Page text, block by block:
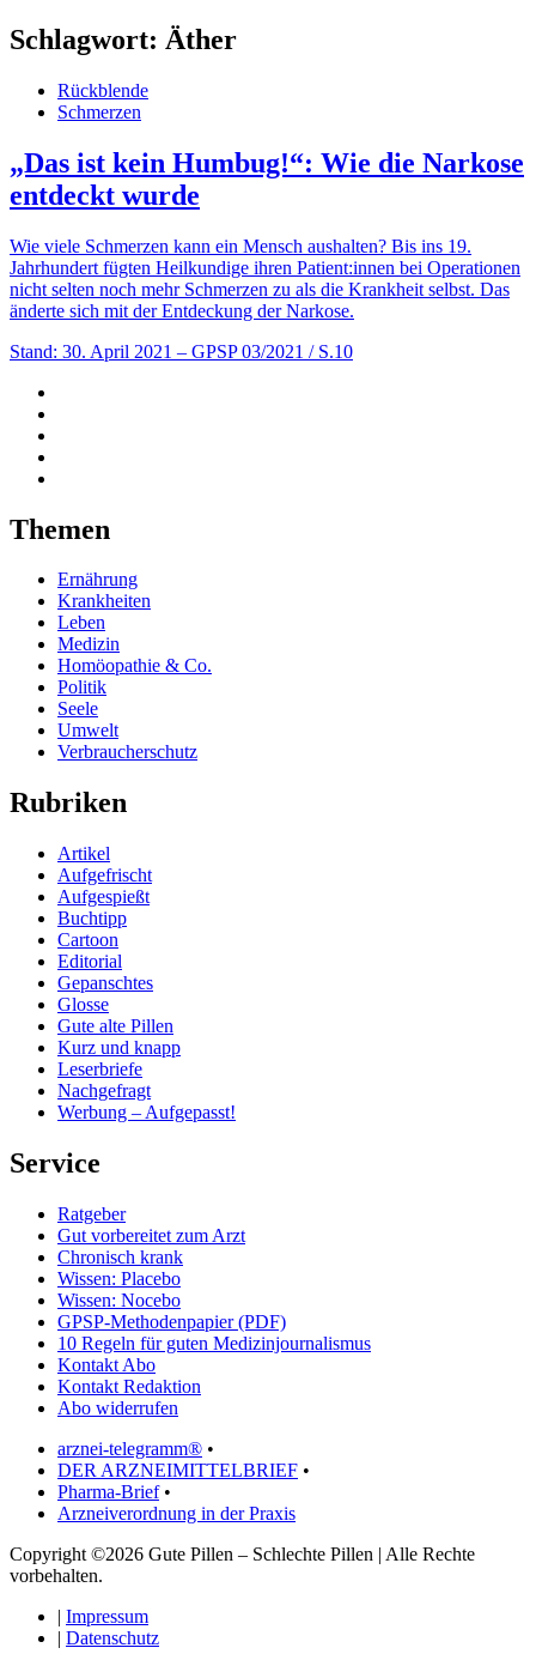
Schlagwort: Äther
Rückblende
Schmerzen
„Das ist kein Humbug!“: Wie die Narkose
entdeckt wurde
Wie viele Schmerzen kann ein Mensch aushalten? Bis ins 19.
Jahrhundert fügten Heilkundige ihren Patient:innen bei Operationen
nicht selten noch mehr Schmerzen zu als die Krankheit selbst. Das
änderte sich mit der Entdeckung der Narkose.
Stand: 30. April 2021 – GPSP 03/2021 / S.10
Themen
Ernährung
Krankheiten
Leben
Medizin
Homöopathie & Co.
Politik
Seele
Umwelt
Verbraucherschutz
Rubriken
Artikel
Aufgefrischt
Aufgespießt
Buchtipp
Cartoon
Editorial
Gepanschtes
Glosse
Gute alte Pillen
Kurz und knapp
Leserbriefe
Nachgefragt
Werbung – Aufgepasst!
Service
Ratgeber
Gut vorbereitet zum Arzt
Chronisch krank
Wissen: Placebo
Wissen: Nocebo
GPSP-Methodenpapier (PDF)
10 Regeln für guten Medizinjournalismus
Kontakt Abo
Kontakt Redaktion
Abo widerrufen
arznei-telegramm® •
DER ARZNEIMITTELBRIEF •
Pharma-Brief•
Arzneiverordnung in der Praxis
Copyright ©2026 Gute Pillen – Schlechte Pillen | Alle Rechte
vorbehalten.
| Impressum
| Datenschutz